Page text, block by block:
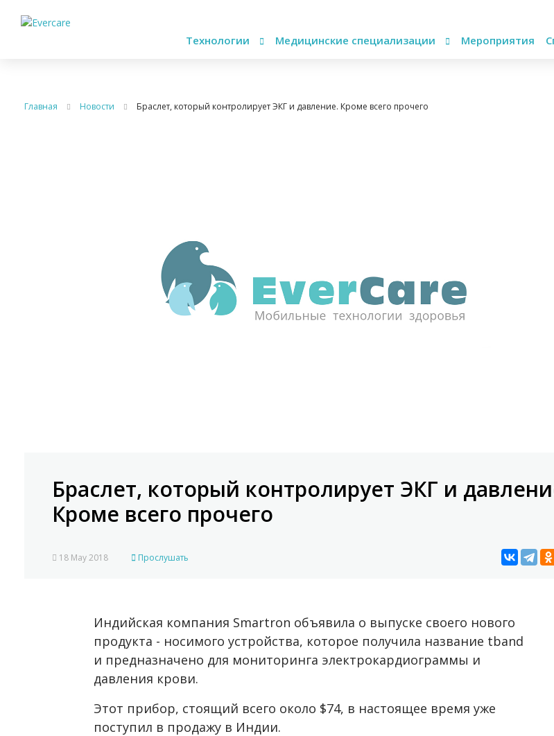
Технологии Медицинские специализации Мероприятия
Главная Новости Браслет, который контролирует ЭКГ и давление. Кроме всего прочего
Браслет, который контролирует ЭКГ и
Кроме всего прочего
18 May 2018 Прослушать
Индийская компания Smartron объявила о выпуске своего нового
продукта - носимого устройства, которое получила название tband
и предназначено для мониторинга электрокардиограммы и
давления крови.
Этот прибор, стоящий всего около $74, в настоящее время уже
поступил в продажу в Индии.